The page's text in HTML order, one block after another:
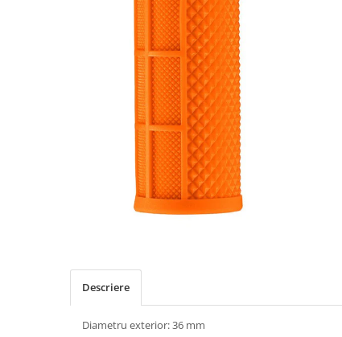
Descriere
Diametru exterior: 36 mm